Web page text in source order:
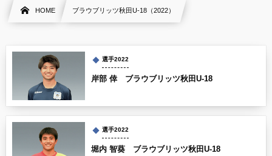
HOME ブラウブリッツ秋田U-18（2022）
選手2022
岸部 倖 ブラウブリッツ秋田U-18
選手2022
堀内 智葵 ブラウブリッツ秋田U-18